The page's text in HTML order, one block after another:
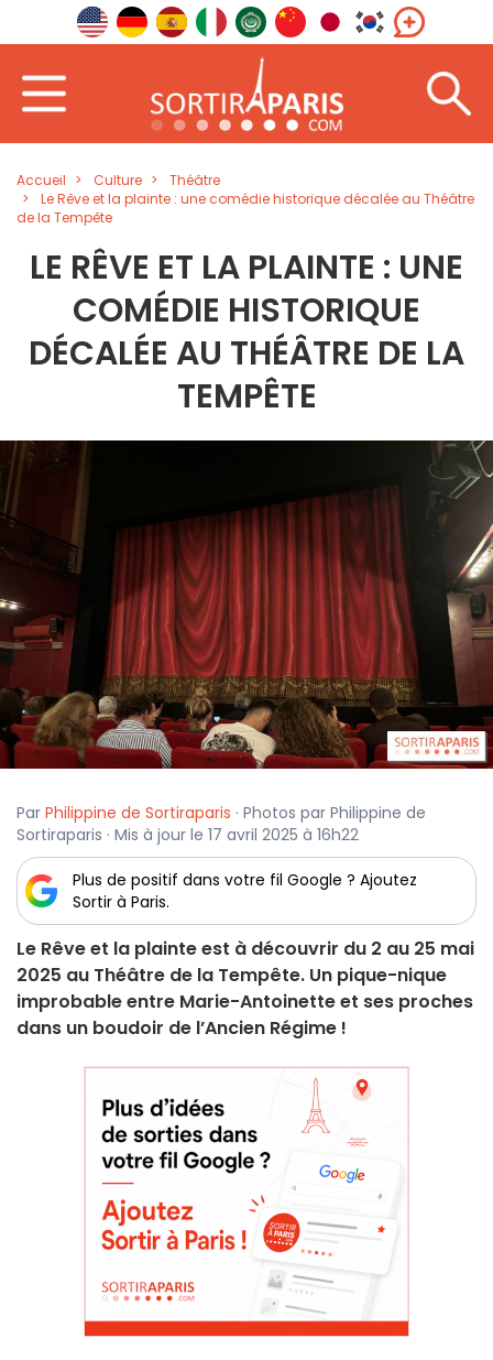
Accueil Culture
Théâtre
Le Rêve et la plainte : une comédie historique décalée au Théâtre
de la Tempête
LE RÊVE ET LA PLAINTE : UNE
COMÉDIE HISTORIQUE
DÉCALÉE AU THÉÂTRE DE LA
TEMPÊTE
Par Philippine de Sortiraparis · Photos par Philippine de
Sortiraparis · Mis à jour le 17 avril 2025 à 16h22
Plus de positif dans votre fil Google ? Ajoutez
Sortir à Paris.
Le Rêve et la plainte est à découvrir du 2 au 25 mai
2025 au Théâtre de la Tempête. Un pique-nique
improbable entre Marie-Antoinette et ses proches
dans un boudoir de l’Ancien Régime !